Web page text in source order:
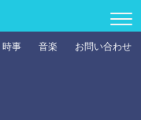
時事 音楽 お問い合わせ